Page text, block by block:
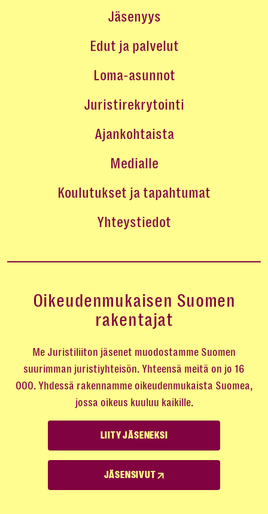
Jäsenyys
Edut ja palvelut
Loma-asunnot
Juristirekrytointi
Ajankohtaista
Medialle
Koulutukset ja tapahtumat
Yhteystiedot
Oikeudenmukaisen Suomen
rakentajat
Me Juristiliiton jäsenet muodostamme Suomen
suurimman juristiyhteisön. Yhteensä meitä on jo 16
000. Yhdessä rakennamme oikeudenmukaista Suomea,
jossa oikeus kuuluu kaikille.
LIITY JÄSENEKSI
JÄSENSIVUT